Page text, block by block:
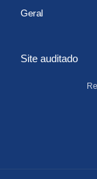
Geral
Site auditado